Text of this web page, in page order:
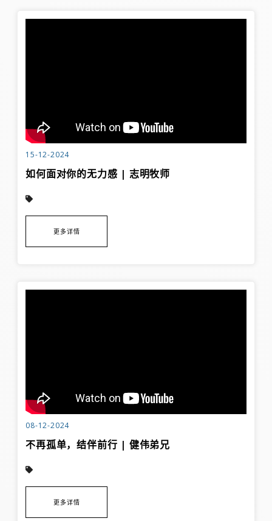
15-12-2024
如何面对你的无力感 | 志明牧师
更多详情
08-12-2024
不再孤单，结伴前行 | 健伟弟兄
更多详情